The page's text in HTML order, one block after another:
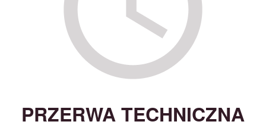
PRZERWA TECHNICZNA